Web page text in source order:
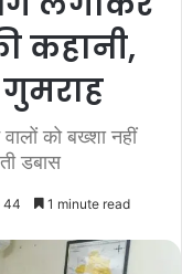
कहानी,
को बख्शा नहीं
डबास
44 1 minute read